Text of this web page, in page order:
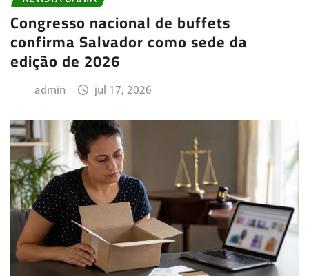
Congresso nacional de buffets
confirma Salvador como sede da
edição de 2026
admin jul 17, 2026